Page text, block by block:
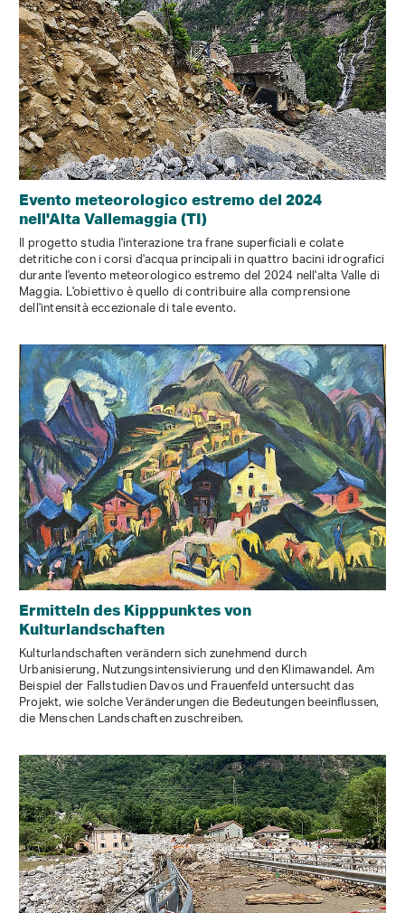
Evento meteorologico estremo del 2024
nell'Alta Vallemaggia (TI)
Il progetto studia l'interazione tra frane superficiali e colate
detritiche con i corsi d'acqua principali in quattro bacini idrografici
durante l'evento meteorologico estremo del 2024 nell'alta Valle di
Maggia. L'obiettivo è quello di contribuire alla comprensione
dell'intensità eccezionale di tale evento.
Ermitteln des Kipppunktes von
Kulturlandschaften
Kulturlandschaften verändern sich zunehmend durch
Urbanisierung, Nutzungsintensivierung und den Klimawandel. Am
Beispiel der Fallstudien Davos und Frauenfeld untersucht das
Projekt, wie solche Veränderungen die Bedeutungen beeinflussen,
die Menschen Landschaften zuschreiben.